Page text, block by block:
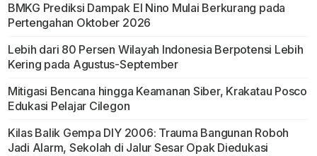
BMKG Prediksi Dampak El Nino Mulai Berkurang pada
Pertengahan Oktober 2026
Lebih dari 80 Persen Wilayah Indonesia Berpotensi Lebih
Kering pada Agustus-September
Mitigasi Bencana hingga Keamanan Siber, Krakatau Posco
Edukasi Pelajar Cilegon
Kilas Balik Gempa DIY 2006: Trauma Bangunan Roboh
Jadi Alarm, Sekolah di Jalur Sesar Opak Diedukasi